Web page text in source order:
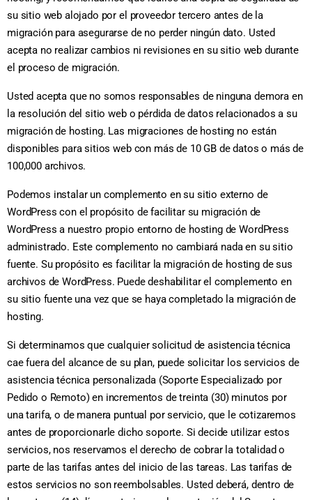
su sitio web alojado por el proveedor tercero antes de la
migración para asegurarse de no perder ningún dato. Usted
acepta no realizar cambios ni revisiones en su sitio web durante
el proceso de migración.
Usted acepta que no somos responsables de ninguna demora en
la resolución del sitio web o pérdida de datos relacionados a su
migración de hosting. Las migraciones de hosting no están
disponibles para sitios web con más de 10 GB de datos o más de
100,000 archivos.
Podemos instalar un complemento en su sitio externo de
WordPress con el propósito de facilitar su migración de
WordPress a nuestro propio entorno de hosting de WordPress
administrado. Este complemento no cambiará nada en su sitio
fuente. Su propósito es facilitar la migración de hosting de sus
archivos de WordPress. Puede deshabilitar el complemento en
su sitio fuente una vez que se haya completado la migración de
hosting.
Si determinamos que cualquier solicitud de asistencia técnica
cae fuera del alcance de su plan, puede solicitar los servicios de
asistencia técnica personalizada (Soporte Especializado por
Pedido o Remoto) en incrementos de treinta (30) minutos por
una tarifa, o de manera puntual por servicio, que le cotizaremos
antes de proporcionarle dicho soporte. Si decide utilizar estos
servicios, nos reservamos el derecho de cobrar la totalidad o
parte de las tarifas antes del inicio de las tareas. Las tarifas de
estos servicios no son reembolsables. Usted deberá, dentro de